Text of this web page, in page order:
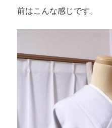
前はこんな感じです。